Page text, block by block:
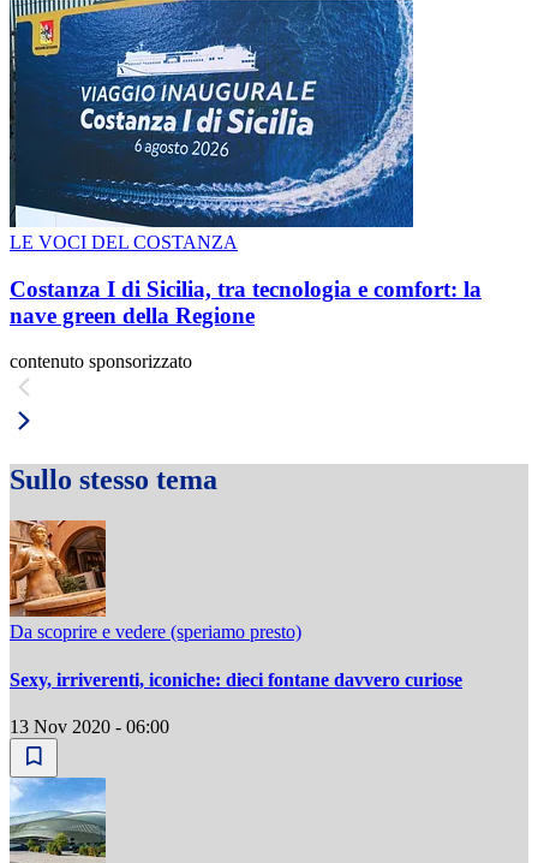
LE VOCI DEL COSTANZA
Costanza I di Sicilia, tra tecnologia e comfort: la
nave green della Regione
contenuto sponsorizzato
Sullo stesso tema
Da scoprire e vedere (speriamo presto)
Sexy, irriverenti, iconiche: dieci fontane davvero curiose
13 Nov 2020 - 06:00